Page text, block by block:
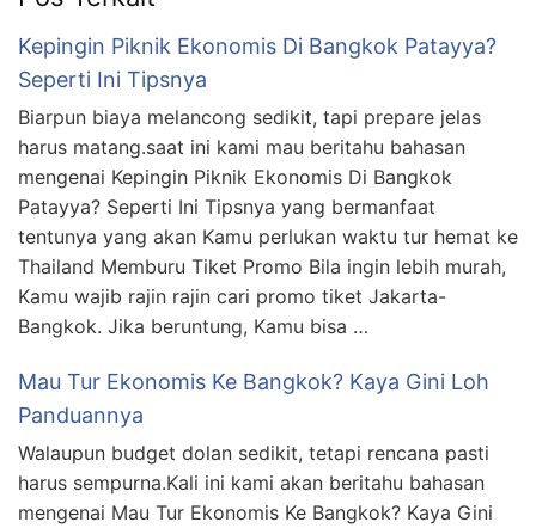
Kepingin Piknik Ekonomis Di Bangkok Patayya?
Seperti Ini Tipsnya
Biarpun biaya melancong sedikit, tapi prepare jelas
harus matang.saat ini kami mau beritahu bahasan
mengenai Kepingin Piknik Ekonomis Di Bangkok
Patayya? Seperti Ini Tipsnya yang bermanfaat
tentunya yang akan Kamu perlukan waktu tur hemat ke
Thailand Memburu Tiket Promo Bila ingin lebih murah,
Kamu wajib rajin rajin cari promo tiket Jakarta-
Bangkok. Jika beruntung, Kamu bisa …
Mau Tur Ekonomis Ke Bangkok? Kaya Gini Loh
Panduannya
Walaupun budget dolan sedikit, tetapi rencana pasti
harus sempurna.Kali ini kami akan beritahu bahasan
mengenai Mau Tur Ekonomis Ke Bangkok? Kaya Gini